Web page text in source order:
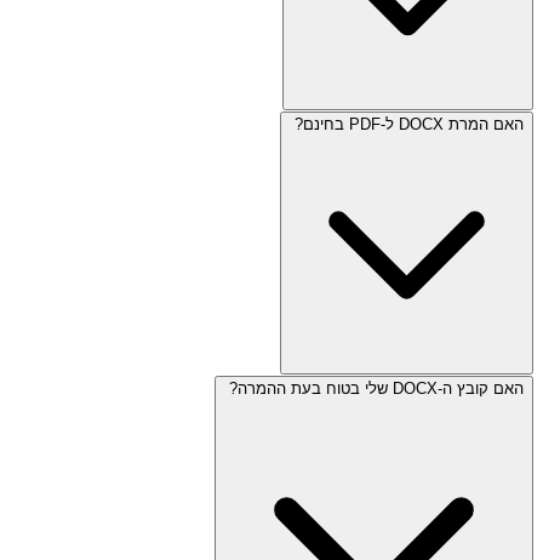
האם המרת DOCX ל-PDF בחינם?
האם קובץ ה-DOCX שלי בטוח בעת ההמרה?